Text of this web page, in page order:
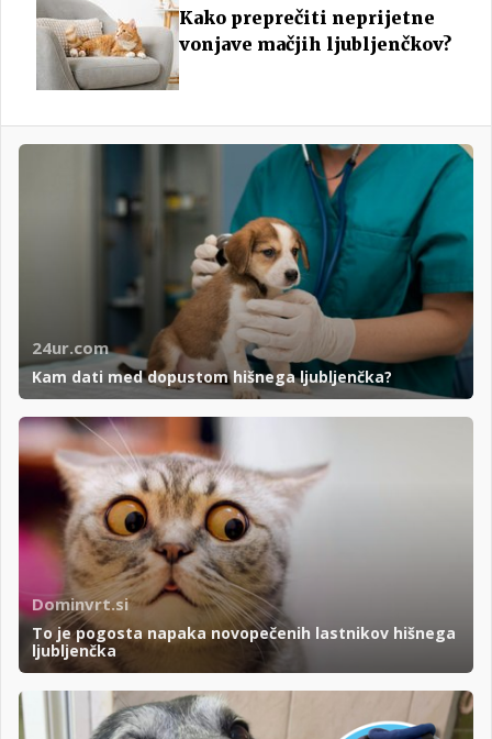
Kako preprečiti neprijetne
vonjave mačjih ljubljenčkov?
24ur.com
Kam dati med dopustom hišnega ljubljenčka?
Dominvrt.si
To je pogosta napaka novopečenih lastnikov hišnega
ljubljenčka